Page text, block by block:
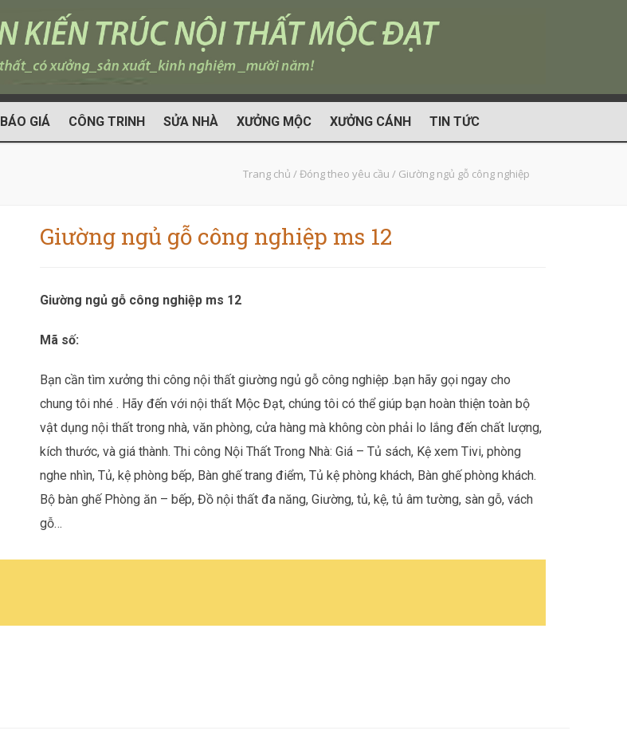
BÁO GIÁ CÔNG TRINH SỬA NHÀ XƯỞNG MỘC XƯỞNG CÁNH TIN TỨC
Trang chủ /Đóng theo yêu cầu / Giường ngủ gỗ công nghiệp
Giường ngủ gỗ công nghiệp ms 12
Giường ngủ gỗ công nghiệp ms 12
Mã số:
Bạn cần tìm xưởng thi công nội thất giường ngủ gỗ công nghiệp .bạn hãy gọi ngay cho
chung tôi nhé . Hãy đến với nội thất Mộc Đạt, chúng tôi có thể giúp bạn hoàn thiện toàn bộ
vật dụng nội thất trong nhà, văn phòng, cửa hàng mà không còn phải lo lắng đến chất lượng,
kích thước, và giá thành. Thi công Nội Thất Trong Nhà: Giá – Tủ sách, Kệ xem Tivi, phòng
nghe nhìn, Tủ, kệ phòng bếp, Bàn ghế trang điểm, Tủ kệ phòng khách, Bàn ghế phòng khách.
Bộ bàn ghế Phòng ăn – bếp, Đồ nội thất đa năng, Giường, tủ, kệ, tủ âm tường, sàn gỗ, vách
gỗ…